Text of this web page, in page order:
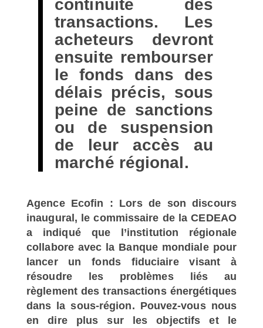
continuité des
transactions. Les
acheteurs devront
ensuite rembourser
le fonds dans des
délais précis, sous
peine de sanctions
ou de suspension
de leur accès au
marché régional.
Agence Ecofin : Lors de son discours
inaugural, le commissaire de la CEDEAO
a indiqué que l’institution régionale
collabore avec la Banque mondiale pour
lancer un fonds fiduciaire visant à
résoudre les problèmes liés au
règlement des transactions énergétiques
dans la sous-région. Pouvez-vous nous
en dire plus sur les objectifs et le